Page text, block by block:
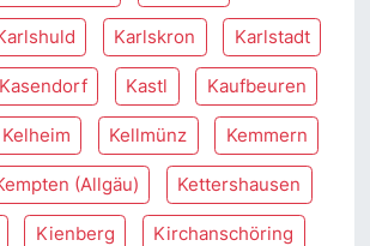
Karlskron Karlstadt
Kasendorf Kastl Kaufbeuren
Kelheim Kellmünz Kemmern
(Allgäu) Kettershausen
Kienberg Kirchanschöring